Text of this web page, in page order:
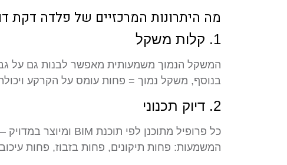
מה היתרונות המרכזיים של פלדה דקת
1. קלות משקל
המשקל הנמוך משמעותית מאפשר לבנות גם על גבי
בנוסף, משקל נמוך = פחות עומס על הקרקע
2. דיוק תכנוני
כל פרופיל מתוכנן לפי תוכנת BIM ומיוצר במדויק – אין מקום לטעויות או סטיות. מה שמתוכנן – זה מה שנבנה.
המשמעות: פחות תיקונים, פחות בזבוז, פחות